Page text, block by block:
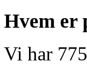
Hvem er
Vi har